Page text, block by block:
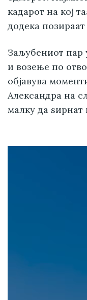
кадарот на кој
додека позираат
Заљубениот пар
и возење по
објавува
Александра на
малку да ѕирнат